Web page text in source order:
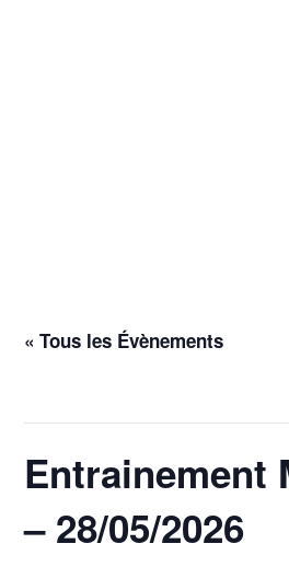
« Tous les Évènements
Entrainement
– 28/05/2026